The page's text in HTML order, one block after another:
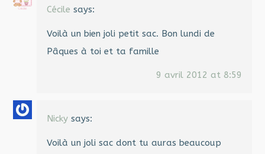
Cécile says:
Voilà un bien joli petit sac. Bon lundi de
Pâques à toi et ta famille
9 avril 2012 at 8:59
Nicky says:
Voilà un joli sac dont tu auras beaucoup